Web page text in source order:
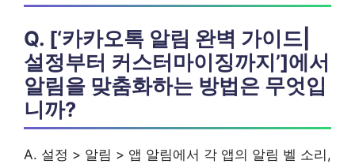
Q. [‘카카오톡 알림 완벽 가이드|
설정부터 커스터마이징까지’]에서
알림을 맞춤화하는 방법은 무엇입
니까?
A. 설정 > 알림 > 앱 알림에서 각 앱의 알림 벨 소리,